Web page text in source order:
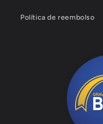
Política de reembolso